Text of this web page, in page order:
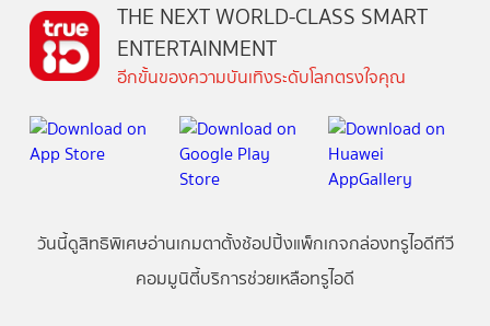
THE NEXT WORLD-CLASS SMART
ENTERTAINMENT
อีกขั้นของความบันเทิงระดับโลกตรงใจคุณ
วันนี้ดูสิทธิพิเศษอ่านเกมตาตั้งช้อปปิ้งแพ็กเกจกล่องทรูไอดีทีวี
คอมมูนิตี้บริการช่วยเหลือทรูไอดี